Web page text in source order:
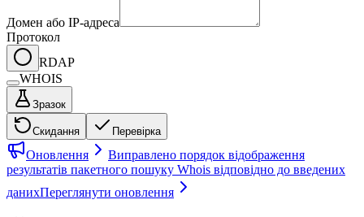
Домен або IP-адреса
Протокол
RDAP
WHOIS
Зразок
Скидання Перевірка
Оновлення
Виправлено порядок відображення
результатів пакетного пошуку Whois відповідно до введених
данихПереглянути оновлення